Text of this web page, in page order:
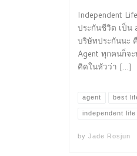
Independent
ประกันชีวิต เป็น
บริษัทประกันนะ
Agent ทุกคนก็จ
คิดในหัวว่า […]
agent best
independent
by Jade Rosjun